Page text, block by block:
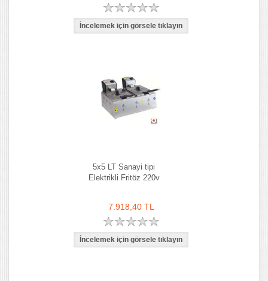
5x5 LT Sanayi tipi
Elektrikli Fritöz 220v
7.918,40 TL